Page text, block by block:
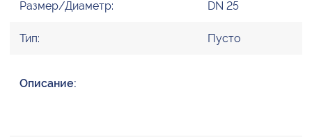
Размер/Диаметр: DN 25
Тип: Пусто
Описание: